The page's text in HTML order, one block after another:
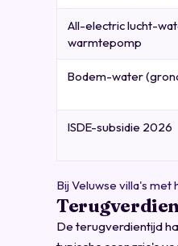
All-electric lucht-
warmtepomp
Bodem-water
ISDE-subsidie 2026
Bij Veluwse villa's
De terugverdientijd